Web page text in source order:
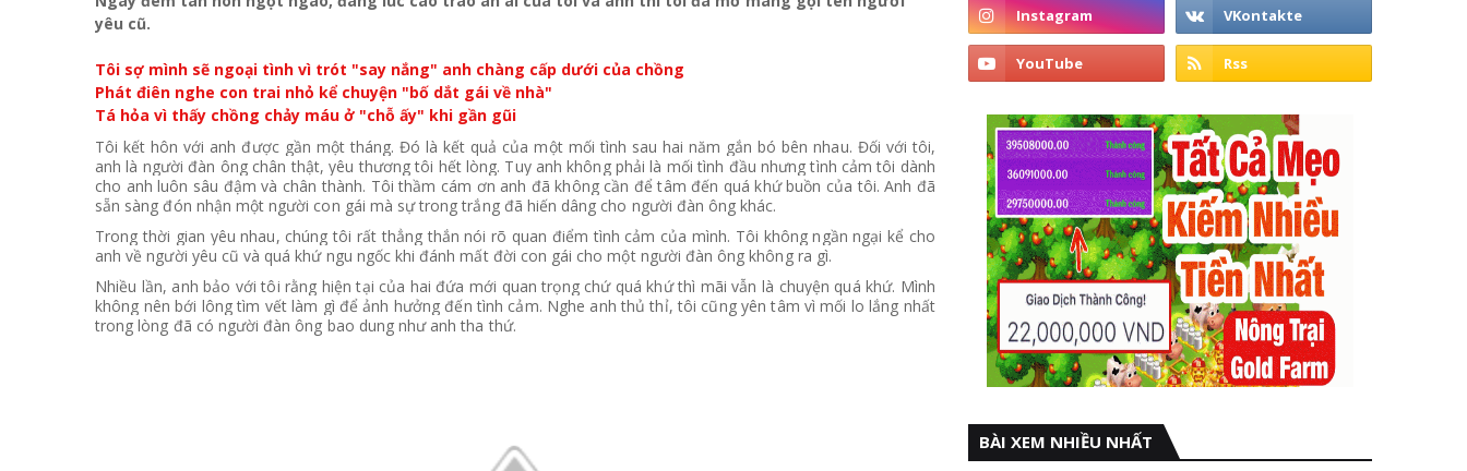
yêu cũ.
Tôi sợ mình sẽ ngoại tình vì trót "say nắng" anh chàng cấp dưới của chồng
Phát điên nghe con trai nhỏ kể chuyện "bố dắt gái về nhà"
Tá hỏa vì thấy chồng chảy máu ở "chỗ ấy" khi gần gũi
Tôi kết hôn với anh được gần một tháng. Đó là kết quả của một mối tình sau hai năm gắn bó bên nhau. Đối với tôi,
anh là người đàn ông chân thật, yêu thương tôi hết lòng. Tuy anh không phải là mối tình đầu nhưng tình cảm tôi dành
cho anh luôn sâu đậm và chân thành. Tôi thầm cám ơn anh đã không cần để tâm đến quá khứ buồn của tôi. Anh đã
sẵn sàng đón nhận một người con gái mà sự trong trắng đã hiến dâng cho người đàn ông khác.
Trong thời gian yêu nhau, chúng tôi rất thẳng thắn nói rõ quan điểm tình cảm của mình. Tôi không ngần ngại kể cho
anh về người yêu cũ và quá khứ ngu ngốc khi đánh mất đời con gái cho một người đàn ông không ra gì.
Nhiều lần, anh bảo với tôi rằng hiện tại của hai đứa mới quan trọng chứ quá khứ thì mãi vẫn là chuyện quá khứ. Mình
không nên bới lông tìm vết làm gì để ảnh hưởng đến tình cảm. Nghe anh thủ thỉ, tôi cũng yên tâm vì mối lo lắng nhất
trong lòng đã có người đàn ông bao dung như anh tha thứ.
BÀI XEM NHIỀU NHẤT